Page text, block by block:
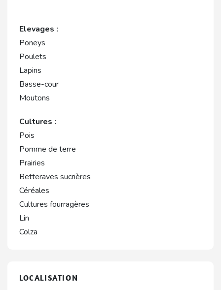
Elevages :
Poneys
Poulets
Lapins
Basse-cour
Moutons
Cultures :
Pois
Pomme de terre
Prairies
Betteraves sucrières
Céréales
Cultures fourragères
Lin
Colza
LOCALISATION